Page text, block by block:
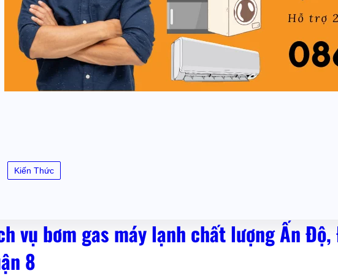
Kiến Thức
vụ bơm gas máy lạnh chất lượng Ấn
8